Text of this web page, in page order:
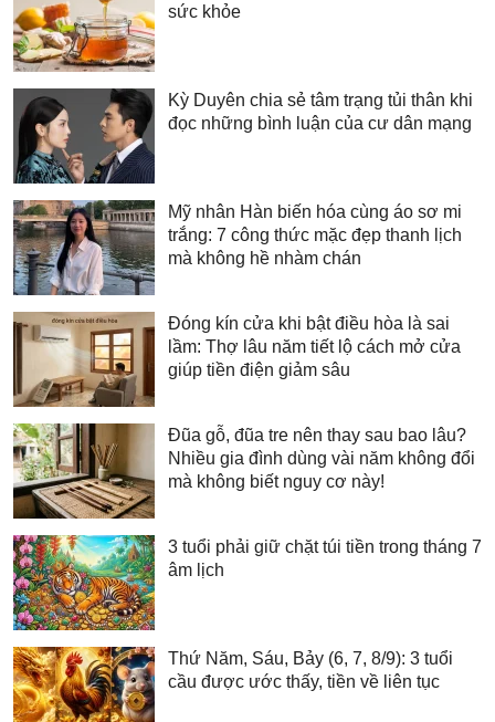
sức khỏe
Kỳ Duyên chia sẻ tâm trạng tủi thân khi
đọc những bình luận của cư dân mạng
Mỹ nhân Hàn biến hóa cùng áo sơ mi
trắng: 7 công thức mặc đẹp thanh lịch
mà không hề nhàm chán
Đóng kín cửa khi bật điều hòa là sai
lầm: Thợ lâu năm tiết lộ cách mở cửa
giúp tiền điện giảm sâu
Đũa gỗ, đũa tre nên thay sau bao lâu?
Nhiều gia đình dùng vài năm không đổi
mà không biết nguy cơ này!
3 tuổi phải giữ chặt túi tiền trong tháng 7
âm lịch
Thứ Năm, Sáu, Bảy (6, 7, 8/9): 3 tuổi
cầu được ước thấy, tiền về liên tục